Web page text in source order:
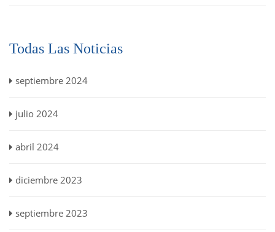
Todas Las Noticias
septiembre 2024
julio 2024
abril 2024
diciembre 2023
septiembre 2023